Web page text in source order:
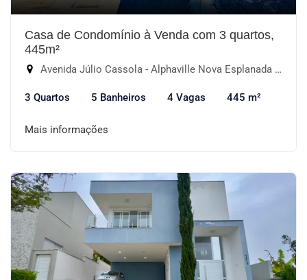
Casa de Condomínio à Venda com 3 quartos,
445m²
Avenida Júlio Cassola - Alphaville Nova Esplanada III, Votorantim-SP
3 Quartos 5 Banheiros 4 Vagas 445 m²
Mais informações